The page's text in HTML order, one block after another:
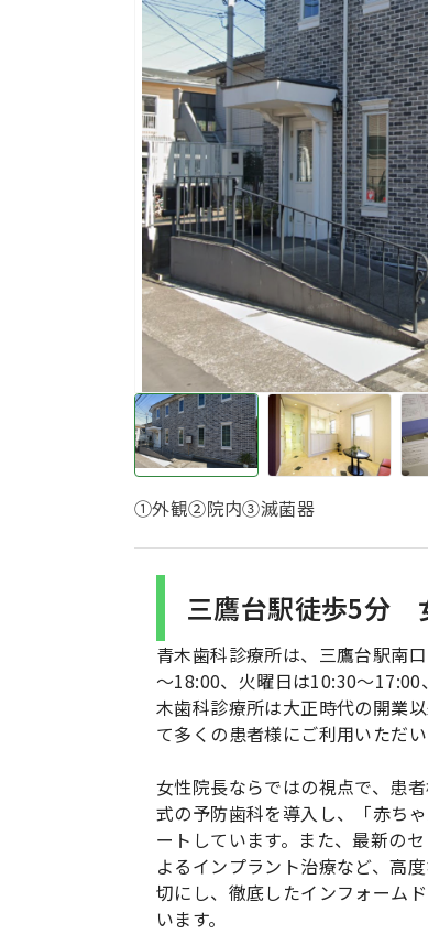
①外観②院内③滅菌器
三鷹台駅徒歩5分
青木歯科診療所は、三鷹台駅南
～18:00、火曜日は10:30～
木歯科診療所は大正時代の開業
て多くの患者様にご利用いただい
女性院長ならではの視点で、患
式の予防歯科を導入し、「赤ち
ートしています。また、最新の
よるインプラント治療など、高
切にし、徹底したインフォーム
います。